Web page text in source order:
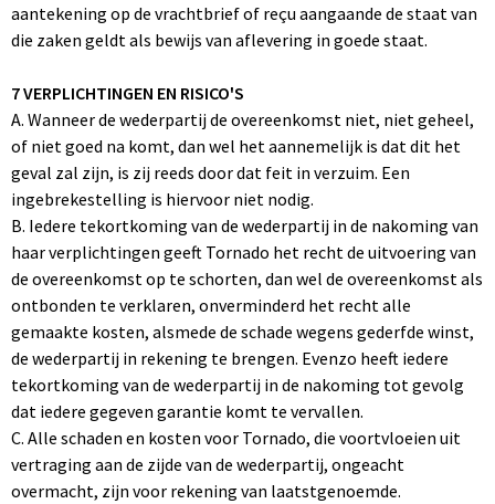
aantekening op de vrachtbrief of reçu aangaande de staat van
die zaken geldt als bewijs van aflevering in goede staat.
7 VERPLICHTINGEN EN RISICO'S
A. Wanneer de wederpartij de overeenkomst niet, niet geheel,
of niet goed na komt, dan wel het aannemelijk is dat dit het
geval zal zijn, is zij reeds door dat feit in verzuim. Een
ingebrekestelling is hiervoor niet nodig.
B. Iedere tekortkoming van de wederpartij in de nakoming van
haar verplichtingen geeft Tornado het recht de uitvoering van
de overeenkomst op te schorten, dan wel de overeenkomst als
ontbonden te verklaren, onverminderd het recht alle
gemaakte kosten, alsmede de schade wegens gederfde winst,
de wederpartij in rekening te brengen. Evenzo heeft iedere
tekortkoming van de wederpartij in de nakoming tot gevolg
dat iedere gegeven garantie komt te vervallen.
C. Alle schaden en kosten voor Tornado, die voortvloeien uit
vertraging aan de zijde van de wederpartij, ongeacht
overmacht, zijn voor rekening van laatstgenoemde.